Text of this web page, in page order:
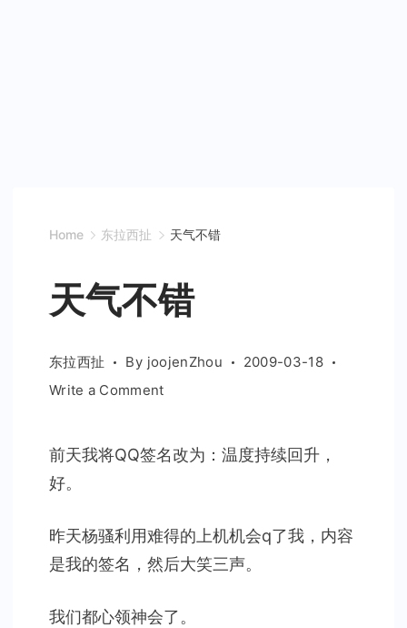
Home 东拉西扯 天气不错
天气不错
东拉西扯 By joojenZhou
2009-03-18
Write a Commenton
不
前天我将QQ签名改为：温度持续回升，
好。
昨天杨骚利用难得的上机机会q了我，内容
是我的签名，然后大笑三声。
我们都心领神会了。